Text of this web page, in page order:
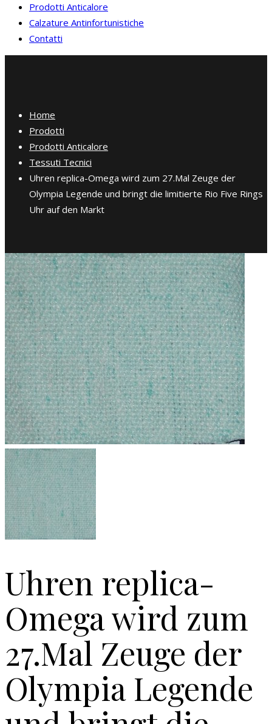
Prodotti Anticalore
Calzature Antinfortunistiche
Contatti
Home
Prodotti
Prodotti Anticalore
Tessuti Tecnici
Uhren replica-Omega wird zum 27.Mal Zeuge der
Olympia Legende und bringt die limitierte Rio Five Rings
Uhr auf den Markt
Uhren replica-
Omega wird zum
27.Mal Zeuge der
Olympia Legende